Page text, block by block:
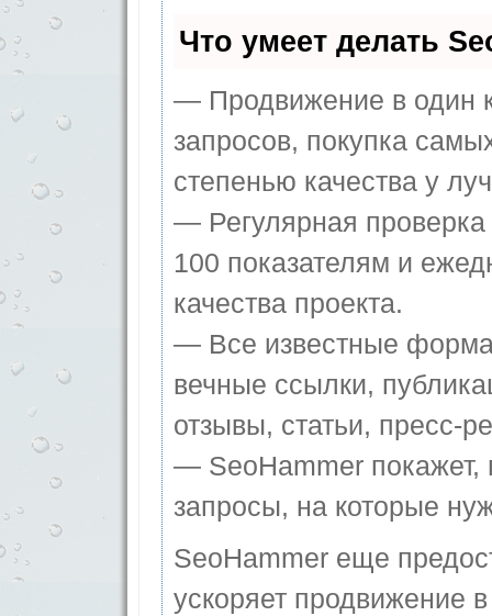
Что умеет делать
— Продвижение в один
запросов, покупка
степенью качества у
— Регулярная
100 показателям и
качества проекта.
— Все известные
вечные ссылки,
отзывы, статьи, пресс-
— SeoHammer покажет,
запросы, на которые
SeoHammer еще
ускоряет продвижение